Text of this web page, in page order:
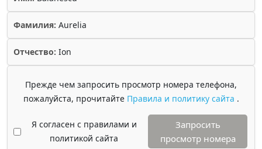
Фамилия: Aurelia
Отчество: Ion
Прежде чем запросить просмотр номера телефона,
пожалуйста, прочитайте Правила и политику сайта .
Я согласен с правилами и
политикой сайта
Запросить
просмотр номера